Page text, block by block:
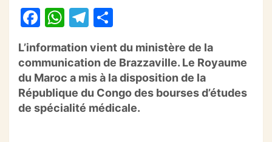
F
c
e
b
o
W
h
at
s
A
p
T
el
e
gr
a
m
ta
g
er
L’information vient du ministère de la
communication de Brazzaville. Le Royaume
du Maroc a mis à la disposition de la
République du Congo des bourses d’études
de spécialité médicale.